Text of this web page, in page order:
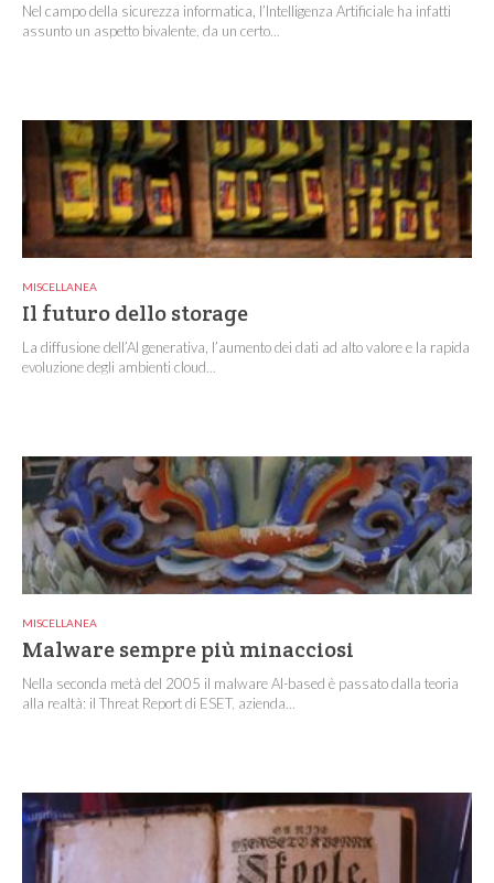
Nel campo della sicurezza informatica, l’Intelligenza Artificiale ha infatti
assunto un aspetto bivalente, da un certo...
MISCELLANEA
Il futuro dello storage
La diffusione dell’AI generativa, l’aumento dei dati ad alto valore e la rapida
evoluzione degli ambienti cloud...
MISCELLANEA
Malware sempre più minacciosi
Nella seconda metà del 2005 il malware AI-based è passato dalla teoria
alla realtà: il Threat Report di ESET, azienda...